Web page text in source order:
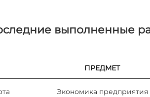
выполненные
ПРЕДМЕТ
Экономика предприятия